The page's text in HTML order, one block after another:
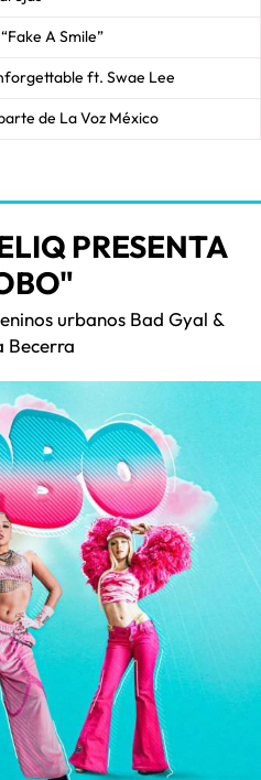
A Smile”
ft. Swae Lee
de La Voz México
PRESENTA
urbanos Bad Gyal &
Becerra